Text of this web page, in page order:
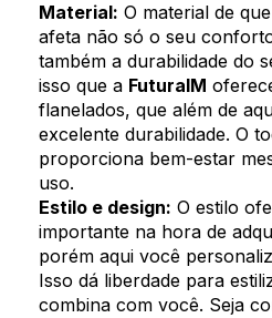
Material: O material de
afeta não só o seu
também a durabilidade do
isso que a FuturaIM
flanelados, que além de
excelente durabilidade. O
proporciona bem-estar
uso.
Estilo e design: O estilo
importante na hora de
porém aqui você
Isso dá liberdade para
combina com você. Seja